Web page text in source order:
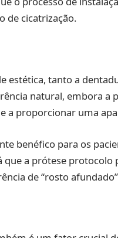
de cicatrização.
estética, tanto a
natural, embora
a proporcionar uma
benéfico para os
que a prótese
de “rosto